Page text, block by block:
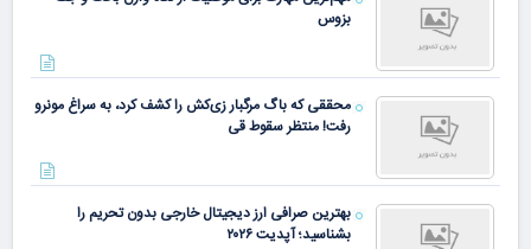
بزوس
محققی که باگ مرگبار زی‌کش را کشف کرد، به سراغ مونرو
رفت! منتظر سقوط قی
بهترین صرافی ارز دیجیتال خارجی بدون تحریم را
بشناسید؛ آپدیت ۲۰۲۶